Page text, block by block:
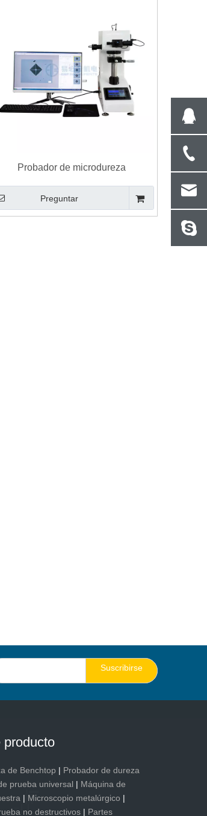
Probador de microdureza
con escala de dureza
Vickers eVIck-1ATS
Preguntar
Suscribirse
producto
de Benchtop | Probador de dureza
prueba universal | Máquina de
| Microscopio metalúrgico |
no destructivos | Partes